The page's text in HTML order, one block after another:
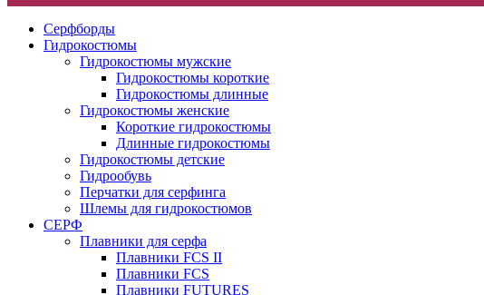
Серфборды
Гидрокостюмы
Гидрокостюмы мужские
Гидрокостюмы короткие
Гидрокостюмы длинные
Гидрокостюмы женские
Короткие гидрокостюмы
Длинные гидрокостюмы
Гидрокостюмы детские
Гидрообувь
Перчатки для серфинга
Шлемы для гидрокостюмов
СЕРФ
Плавники для серфа
Плавники FCS II
Плавники FCS
Плавники FUTURES